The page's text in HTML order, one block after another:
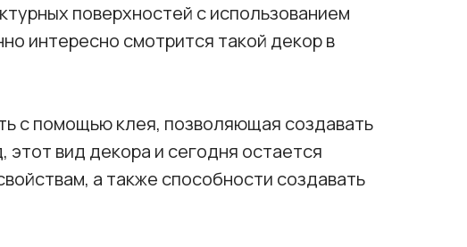
поверхностей с использованием
интересно смотрится такой декор в
с помощью клея, позволяющая создавать
вид декора и сегодня остается
а также способности создавать